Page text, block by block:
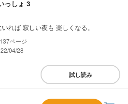
っしょ 3
れば 寂しい夜も 楽しくなる。
137
04/28
試し読み